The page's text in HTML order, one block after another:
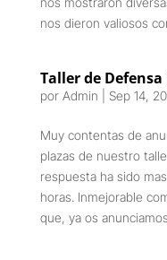
nos dieron valiosos
Taller de
por Admin Sep 14,
Muy contentas de
plazas de nuestro
respuesta ha sido
horas. Inmejorable
que, ya os